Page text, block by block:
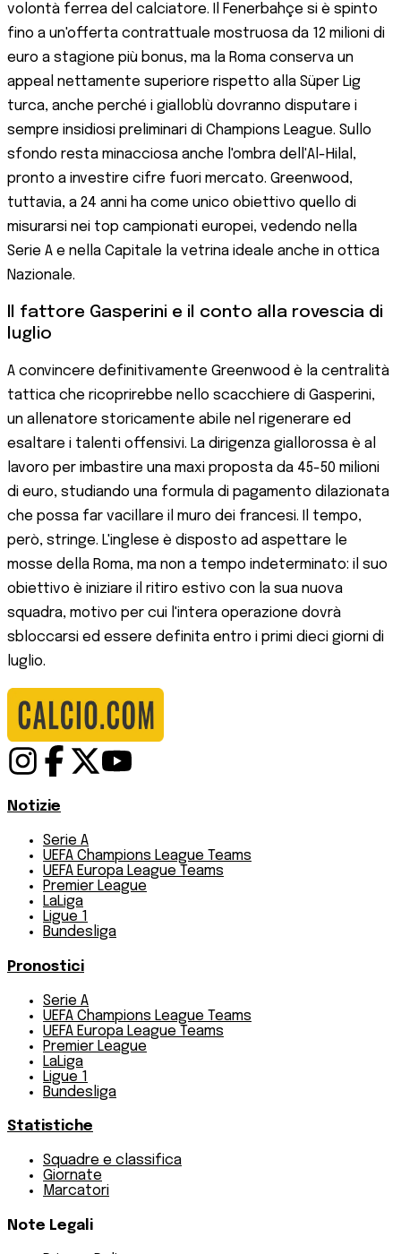
volontà ferrea del calciatore. Il Fenerbahçe si è spinto
fino a un'offerta contrattuale mostruosa da 12 milioni di
euro a stagione più bonus, ma la Roma conserva un
appeal nettamente superiore rispetto alla Süper Lig
turca, anche perché i gialloblù dovranno disputare i
sempre insidiosi preliminari di Champions League. Sullo
sfondo resta minacciosa anche l'ombra dell'Al-Hilal,
pronto a investire cifre fuori mercato. Greenwood,
tuttavia, a 24 anni ha come unico obiettivo quello di
misurarsi nei top campionati europei, vedendo nella
Serie A e nella Capitale la vetrina ideale anche in ottica
Nazionale.
Il fattore Gasperini e il conto alla rovescia di
luglio
A convincere definitivamente Greenwood è la centralità
tattica che ricoprirebbe nello scacchiere di Gasperini,
un allenatore storicamente abile nel rigenerare ed
esaltare i talenti offensivi. La dirigenza giallorossa è al
lavoro per imbastire una maxi proposta da 45-50 milioni
di euro, studiando una formula di pagamento dilazionata
che possa far vacillare il muro dei francesi. Il tempo,
però, stringe. L'inglese è disposto ad aspettare le
mosse della Roma, ma non a tempo indeterminato: il suo
obiettivo è iniziare il ritiro estivo con la sua nuova
squadra, motivo per cui l'intera operazione dovrà
sbloccarsi ed essere definita entro i primi dieci giorni di
luglio.
Notizie
Serie A
UEFA Champions League Teams
UEFA Europa League Teams
Premier League
LaLiga
Ligue 1
Bundesliga
Pronostici
Serie A
UEFA Champions League Teams
UEFA Europa League Teams
Premier League
LaLiga
Ligue 1
Bundesliga
Statistiche
Squadre e classifica
Giornate
Marcatori
Note Legali